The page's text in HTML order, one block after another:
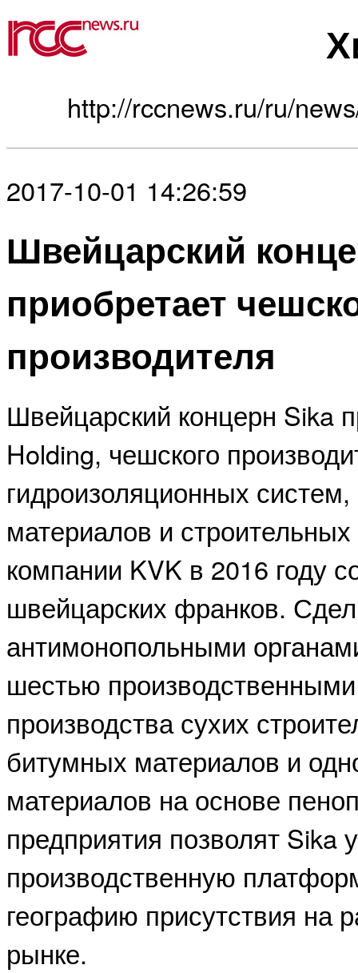
http://rccnews.ru/ru/
2017-10-01 14:26:59
Швейцарский
приобретает
производителя
Швейцарский концерн Sika
Holding, чешского
гидроизоляционных
материалов и
компании KVK в 2016 году
швейцарских франков.
антимонопольными
шестью
производства сухих
битумных материалов и
материалов на основе
предприятия позволят Sika
производственную
географию присутствия на
рынке.